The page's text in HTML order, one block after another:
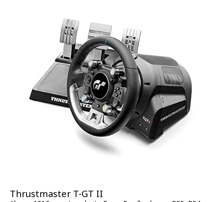
Thrustmaster T-GT II